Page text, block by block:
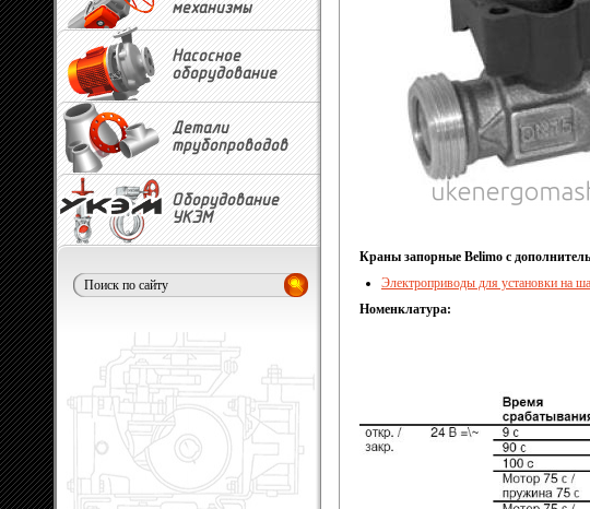
механизмы
Насосное
оборудование
Детали
трубопроводов
Оборудование
УКЭМ
Краны запорные Belimo с
Электроприводы для установки на
Номенклатура: